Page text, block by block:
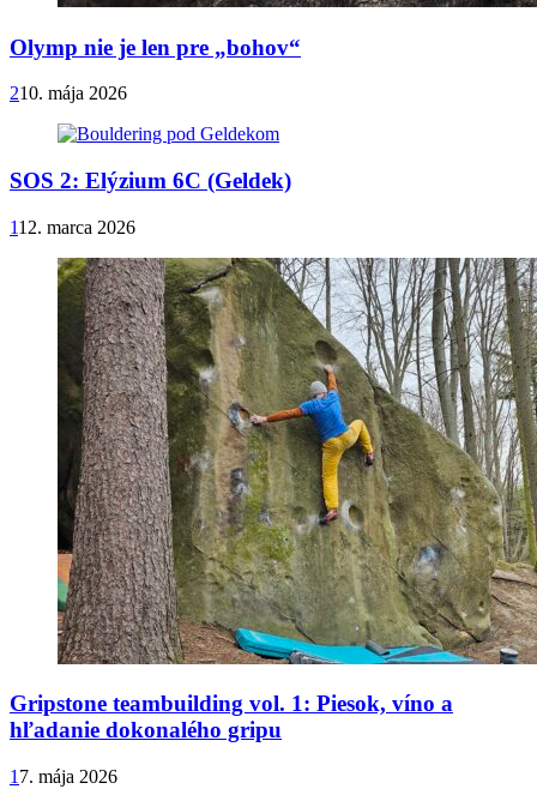
Olymp nie je len pre „bohov“
210. mája 2026
SOS 2: Elýzium 6C (Geldek)
112. marca 2026
Gripstone teambuilding vol. 1: Piesok, víno a
hľadanie dokonalého gripu
1 7. mája 2026